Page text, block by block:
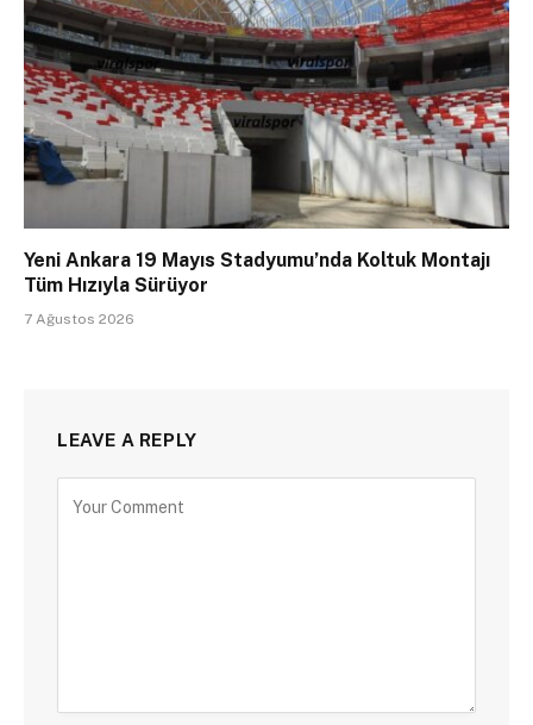
Yeni Ankara 19 Mayıs Stadyumu’nda Koltuk Montajı
Tüm Hızıyla Sürüyor
7 Ağustos 2026
LEAVE A REPLY